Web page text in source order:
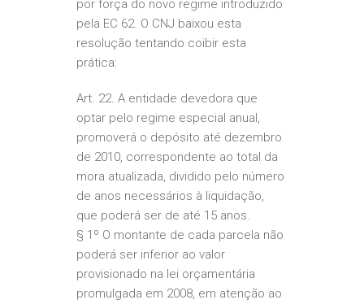
por força do novo regime introduzido
pela EC 62. O CNJ baixou esta
resolução tentando coibir esta
prática:
Art. 22. A entidade devedora que
optar pelo regime especial anual,
promoverá o depósito até dezembro
de 2010, correspondente ao total da
mora atualizada, dividido pelo número
de anos necessários à liquidação,
que poderá ser de até 15 anos.
§ 1º O montante de cada parcela não
poderá ser inferior ao valor
provisionado na lei orçamentária
promulgada em 2008, em atenção ao